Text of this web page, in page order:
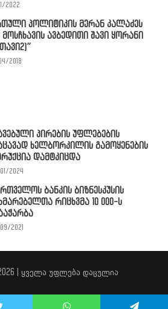
2022
პოლიტიკის მერან კალაძეს
მოსჩხავის ავბედითი შავი ყორანი
2018
პირების უფლებების
ხელბორკილის გამოყენების
დამტკიცდა
2024
ბანკის ბიზნესკუსის
რიცხვმა 10 000-ს
2021
| ყველა უფლება დაცულია